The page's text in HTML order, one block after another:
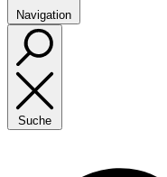
Navigation
Suche